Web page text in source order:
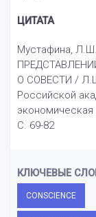
ЦИТАТА
Мустафина,
О СОВЕСТИ /
Российской
С. 69-82
КЛЮЧЕВЫЕ
CONSCIENCE